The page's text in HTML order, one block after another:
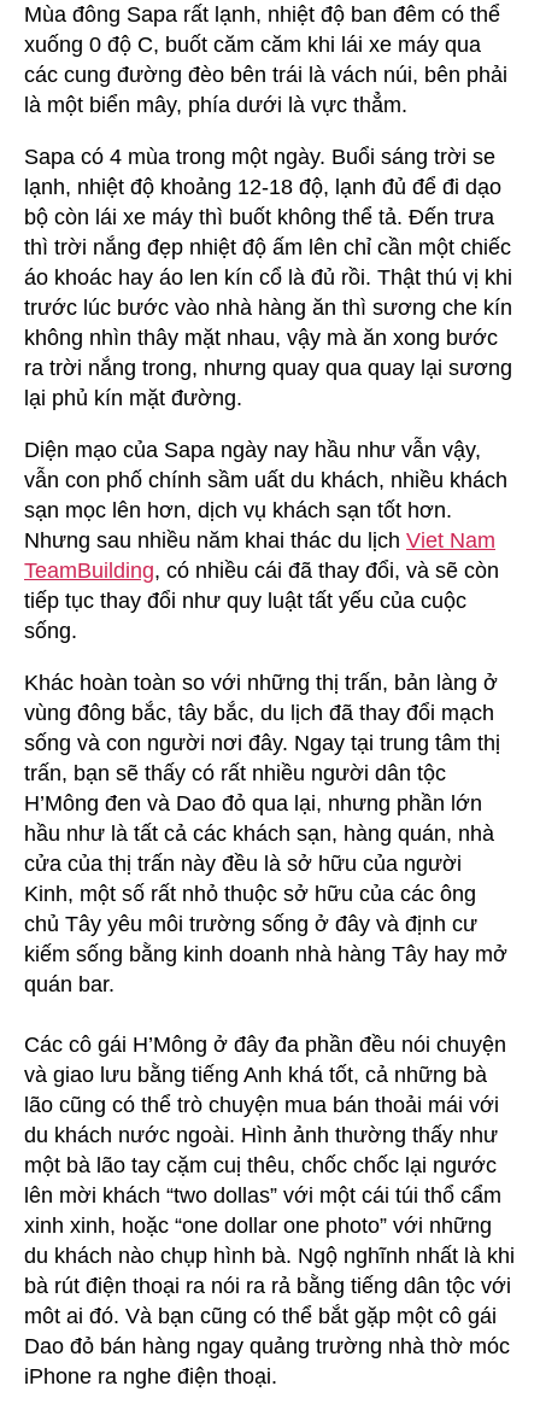
Mùa đông Sapa rất lạnh, nhiệt độ ban đêm có thể
xuống 0 độ C, buốt căm căm khi lái xe máy qua
các cung đường đèo bên trái là vách núi, bên phải
là một biển mây, phía dưới là vực thẳm.
Sapa có 4 mùa trong một ngày. Buổi sáng trời se
lạnh, nhiệt độ khoảng 12-18 độ, lạnh đủ để đi dạo
bộ còn lái xe máy thì buốt không thể tả. Đến trưa
thì trời nắng đẹp nhiệt độ ấm lên chỉ cần một chiếc
áo khoác hay áo len kín cổ là đủ rồi. Thật thú vị khi
trước lúc bước vào nhà hàng ăn thì sương che kín
không nhìn thây mặt nhau, vậy mà ăn xong bước
ra trời nắng trong, nhưng quay qua quay lại sương
lại phủ kín mặt đường.
Diện mạo của Sapa ngày nay hầu như vẫn vậy,
vẫn con phố chính sầm uất du khách, nhiều khách
sạn mọc lên hơn, dịch vụ khách sạn tốt hơn.
Nhưng sau nhiều năm khai thác du lịch Viet Nam
TeamBuilding, có nhiều cái đã thay đổi, và sẽ còn
tiếp tục thay đổi như quy luật tất yếu của cuộc
sống.
Khác hoàn toàn so với những thị trấn, bản làng ở
vùng đông bắc, tây bắc, du lịch đã thay đổi mạch
sống và con người nơi đây. Ngay tại trung tâm thị
trấn, bạn sẽ thấy có rất nhiều người dân tộc
H’Mông đen và Dao đỏ qua lại, nhưng phần lớn
hầu như là tất cả các khách sạn, hàng quán, nhà
cửa của thị trấn này đều là sở hữu của người
Kinh, một số rất nhỏ thuộc sở hữu của các ông
chủ Tây yêu môi trường sống ở đây và định cư
kiếm sống bằng kinh doanh nhà hàng Tây hay mở
quán bar.
Các cô gái H’Mông ở đây đa phần đều nói chuyện
và giao lưu bằng tiếng Anh khá tốt, cả những bà
lão cũng có thể trò chuyện mua bán thoải mái với
du khách nước ngoài. Hình ảnh thường thấy như
một bà lão tay cặm cuị thêu, chốc chốc lại ngước
lên mời khách “two dollas” với một cái túi thổ cẩm
xinh xinh, hoặc “one dollar one photo” với những
du khách nào chụp hình bà. Ngộ nghĩnh nhất là khi
bà rút điện thoại ra nói ra rả bằng tiếng dân tộc với
môt ai đó. Và bạn cũng có thể bắt gặp một cô gái
Dao đỏ bán hàng ngay quảng trường nhà thờ móc
iPhone ra nghe điện thoại.